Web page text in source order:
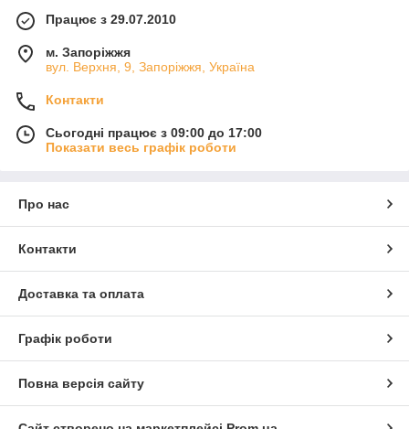
Працює з 29.07.2010
м. Запоріжжя
вул. Верхня, 9, Запоріжжя, Україна
Контакти
Сьогодні працює з 09:00 до 17:00
Показати весь графік роботи
Про нас
Контакти
Доставка та оплата
Графік роботи
Повна версія сайту